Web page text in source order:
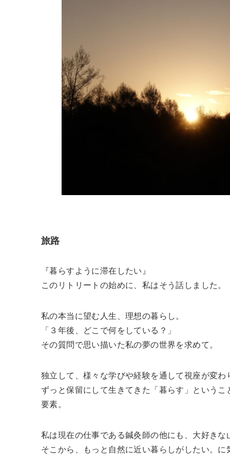
旅路
『暮らすように滞在したい』
このリトリートの始めに、私はそう話しました。
私の本当に望む人生、理想の暮らし。
「３年後、どこで何をしている？」
その質問で思い描いた私の夢の世界を求めて。
独立して、様々な学びや経験を通して視座が変
ずっと保留にして生きてきた「暮らす」という
要素。
私は現在の仕事である鍼灸師の他にも、大好き
そこから、もっと自然に近い暮らしがしたい。